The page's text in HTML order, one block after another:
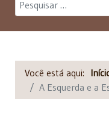
Você está aqui:
A Esquerda e a